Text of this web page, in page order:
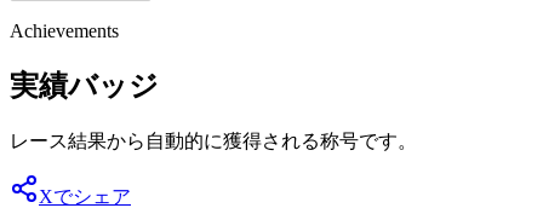
Achievements
実績バッジ
レース結果から自動的に獲得される称号です。
Xでシェア